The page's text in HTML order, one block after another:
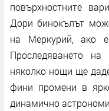
повърхностните
Дори бинокълът
на Меркурий, ако
Проследяването
няколко нощи ще
фини промени в
динамично